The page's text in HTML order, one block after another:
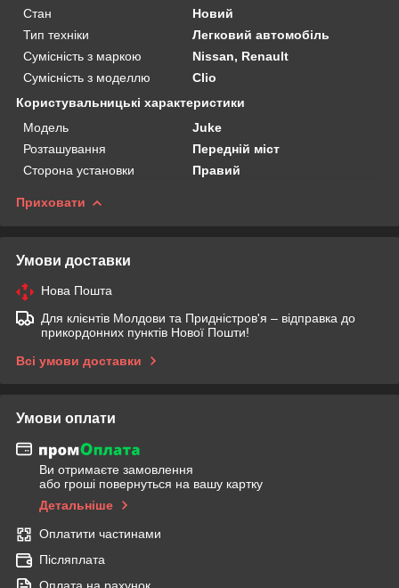
Стан
Новий
Тип техніки
Легковий автомобіль
Сумісність з маркою
Nissan, Renault
Сумісність з моделлю
Clio
Користувальницькі характеристики
Мoдель
Juke
Розташування
Передній міст
Сторона установки
Правий
Приховати
Умови доставки
Нова Пошта
Для клієнтів Молдови та Придністров'я – відправка до
прикордонних пунктів Нової Пошти!
Всі умови доставки
Умови оплати
Ви отримаєте замовлення
або гроші повернуться на вашу картку
Детальніше
Оплатити частинами
Післяплата